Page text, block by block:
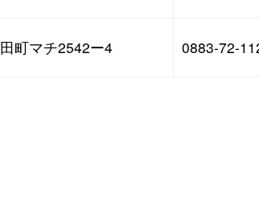
町マチ2542ー4 0883-72-